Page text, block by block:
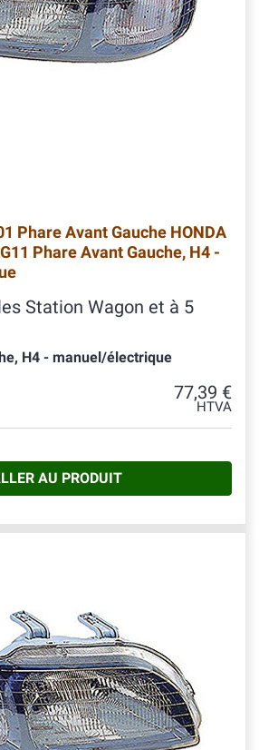
Phare Avant Gauche HONDA
Phare Avant Gauche, H4 -
Station Wagon et à 5
H4 - manuel/électrique
77,39 €
HTVA
AU PRODUIT